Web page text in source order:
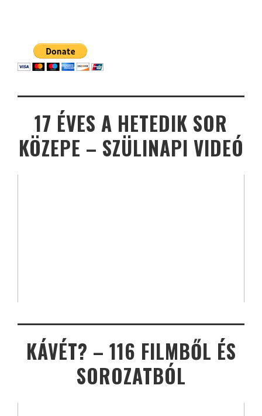
17 ÉVES A HETEDIK SOR
KÖZEPE – SZÜLINAPI VIDEÓ
KÁVÉT? – 116 FILMBŐL ÉS
SOROZATBÓL